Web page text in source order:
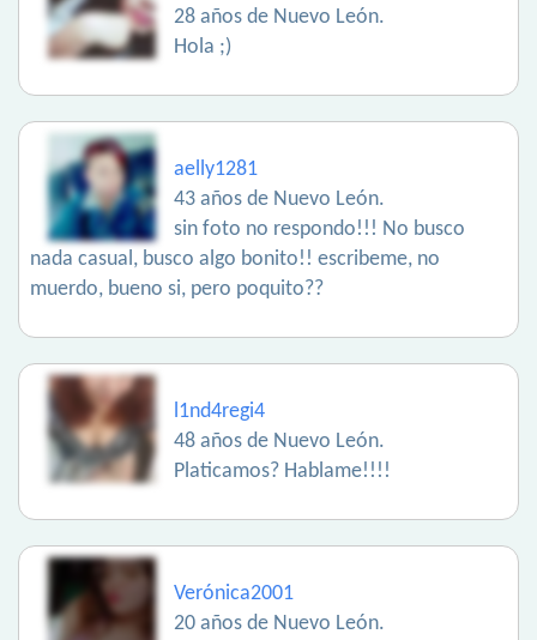
28 años de Nuevo León.
Hola ;)
aelly1281
43 años de Nuevo León.
sin foto no respondo!!! No busco
nada casual, busco algo bonito!! escribeme, no
muerdo, bueno si, pero poquito??
l1nd4regi4
48 años de Nuevo León.
Platicamos? Hablame!!!!
Verónica2001
20 años de Nuevo León.